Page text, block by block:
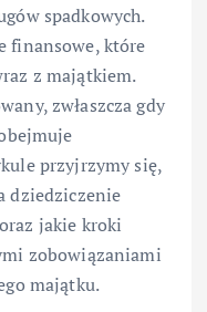
spadkowych.
finansowe, które
z majątkiem.
zwłaszcza gdy
przyjrzymy się,
dziedziczenie
jakie kroki
zobowiązaniami
majątku.